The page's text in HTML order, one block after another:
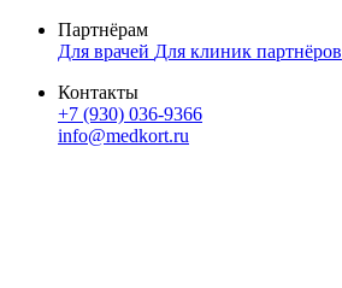
Партнёрам
Для врачей Для клиник партнёров
Контакты
+7 (930) 036-9366
info@medkort.ru